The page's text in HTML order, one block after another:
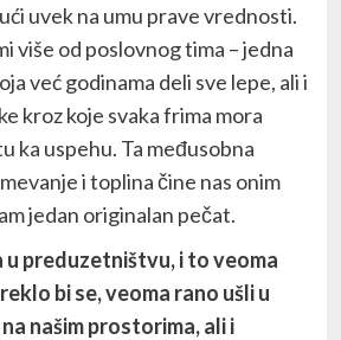
uvek na umu prave vrednosti.
više od poslovnog tima – jedna
već godinama deli sve lepe, ali i
kroz koje svaka frima mora
ka uspehu. Ta međusobna
i toplina čine nas onim
jedan originalan pečat.
u preduzetništvu, i to veoma
bi se, veoma rano ušli u
našim prostorima, ali i